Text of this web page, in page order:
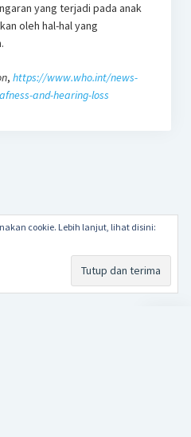
yang terjadi pada anak
oleh hal-hal yang
, https://www.who.int/news-
and-hearing-loss
cookie. Lebih lanjut, lihat disini: